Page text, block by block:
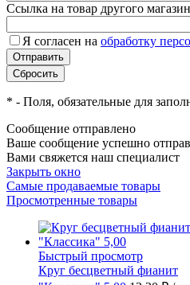
Ссылка на товар другого
Я согласен на обработку
* - Поля, обязательные для
Сообщение отправлено
Ваше сообщение успешно
Вами свяжется наш специалист
Закрыть окно
Самые продаваемые товары
Просмотренные товары
Быстрый просмотр
Круг бесцветный фианит